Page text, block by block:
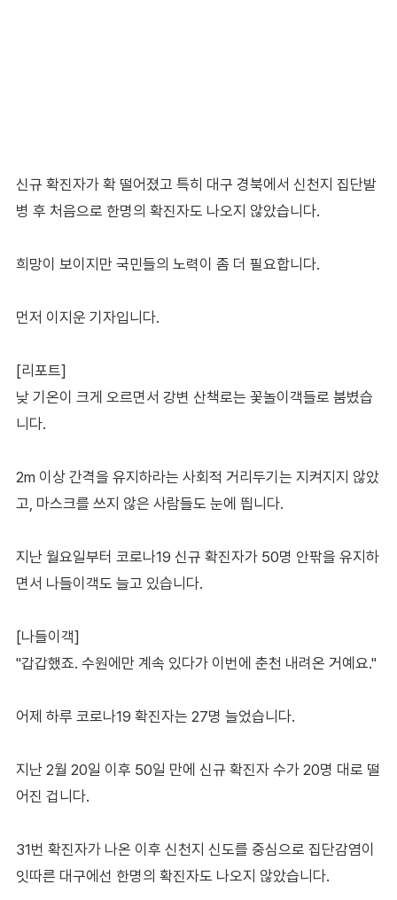
신규 확진자가 확 떨어졌고 특히 대구 경북에서 신천지 집단발
병 후 처음으로 한명의 확진자도 나오지 않았습니다.
희망이 보이지만 국민들의 노력이 좀 더 필요합니다.
먼저 이지운 기자입니다.
[리포트]
낮 기온이 크게 오르면서 강변 산책로는 꽃놀이객들로 붐볐습
니다.
2m 이상 간격을 유지하라는 사회적 거리두기는 지켜지지 않았
고, 마스크를 쓰지 않은 사람들도 눈에 띕니다.
지난 월요일부터 코로나19 신규 확진자가 50명 안팎을 유지하
면서 나들이객도 늘고 있습니다.
[나들이객]
"갑갑했죠. 수원에만 계속 있다가 이번에 춘천 내려온 거예요."
어제 하루 코로나19 확진자는 27명 늘었습니다.
지난 2월 20일 이후 50일 만에 신규 확진자 수가 20명 대로 떨
어진 겁니다.
31번 확진자가 나온 이후 신천지 신도를 중심으로 집단감염이
잇따른 대구에선 한명의 확진자도 나오지 않았습니다.